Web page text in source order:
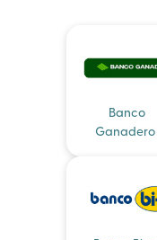
Banco
Ganadero